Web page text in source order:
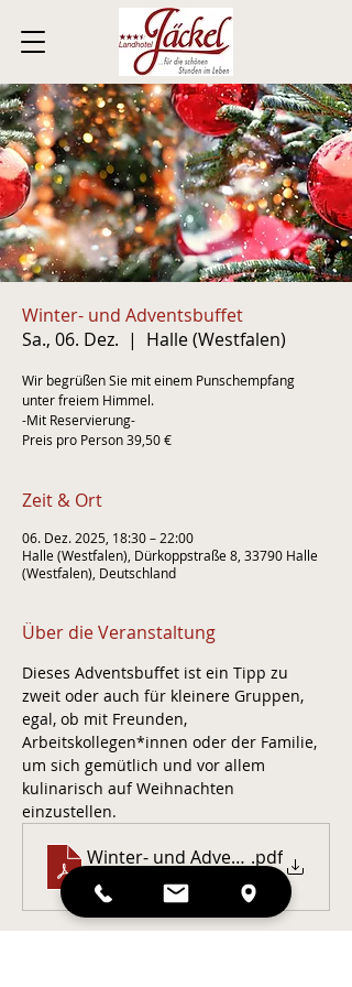
Winter- und Adventsbuffet
Sa., 06. Dez.
  |
Halle (Westfalen)
Wir begrüßen Sie mit einem Punschempfang
unter freiem Himmel.
-Mit Reservierung-
Preis pro Person 39,50 €
Zeit & Ort
06. Dez. 2025, 18:30 – 22:00
Halle (Westfalen), Dürkoppstraße 8, 33790 Halle
(Westfalen), Deutschland
Über die Veranstaltung
Dieses Adventsbuffet ist ein Tipp zu
zweit oder auch für kleinere Gruppen,
egal, ob mit Freunden,
Arbeitskollegen*innen oder der Familie,
um sich gemütlich und vor allem
kulinarisch auf Weihnachten
einzustellen.
Winter- und Adventsbuffet
.pdf
Download PDF • 179KB